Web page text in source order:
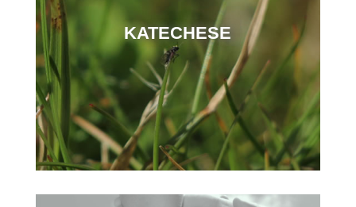
KATECHESE